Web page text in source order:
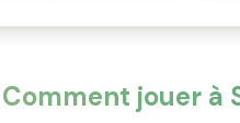
Comment jouer à